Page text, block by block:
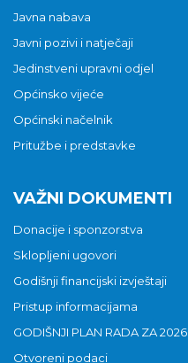
Javna nabava
Javni pozivi i natječaji
Jedinstveni upravni odjel
Općinsko vijeće
Općinski načelnik
Pritužbe i predstavke
VAŽNI DOKUMENTI
Donacije i sponzorstva
Sklopljeni ugovori
Godišnji financijski izvještaji
Pristup informacijama
GODIŠNJI PLAN RADA ZA 2026
Otvoreni podaci